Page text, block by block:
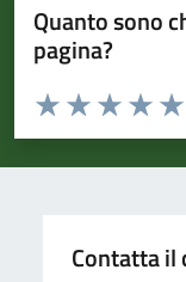
Quanto sono
pagina?
Valuta da 1 a 5 stelle
Valuta
Valuta 3
Valuta 2 stelle
Valuta 1 stelle su 5
Contatta il